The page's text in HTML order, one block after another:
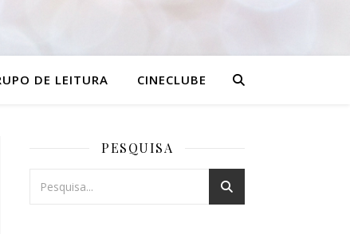
DE LEITURA CINECLUBE
PESQUISA